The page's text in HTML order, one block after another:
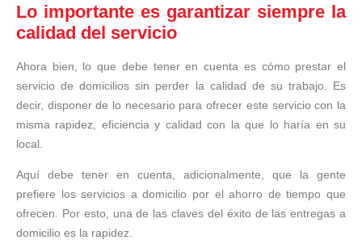
Lo importante es garantizar siempre la
calidad del servicio
Ahora bien, lo que debe tener en cuenta es cómo prestar el
servicio de domicilios sin perder la calidad de su trabajo. Es
decir, disponer de lo necesario para ofrecer este servicio con la
misma rapidez, eficiencia y calidad con la que lo haría en su
local.
Aquí debe tener en cuenta, adicionalmente, que la gente
prefiere los servicios a domicilio por el ahorro de tiempo que
ofrecen. Por esto, una de las claves del éxito de las entregas a
domicilio es la rapidez.